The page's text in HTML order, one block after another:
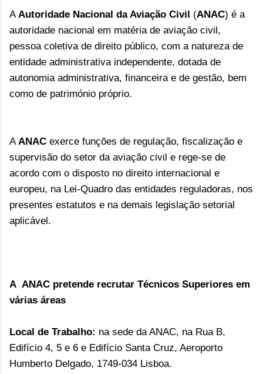
AAutoridade Nacional da Aviação Civil (ANAC) é a
autoridade nacional em matéria de aviação civil,
pessoa coletiva de direito público, com a natureza de
entidade administrativa independente, dotada de
autonomia administrativa, financeira e de gestão, bem
como de património próprio.
AANAC exerce funções de regulação, fiscalização e
supervisão do setor da aviação civil e rege-se de
acordo com o disposto no direito internacional e
europeu, na Lei-Quadro das entidades reguladoras, nos
presentes estatutos e na demais legislação setorial
aplicável.
A ANAC pretende recrutar Técnicos Superiores em
várias áreas
Local de Trabalho: na sede da ANAC, na Rua B,
Edifício 4, 5 e 6 e Edifício Santa Cruz, Aeroporto
Humberto Delgado, 1749-034 Lisboa.